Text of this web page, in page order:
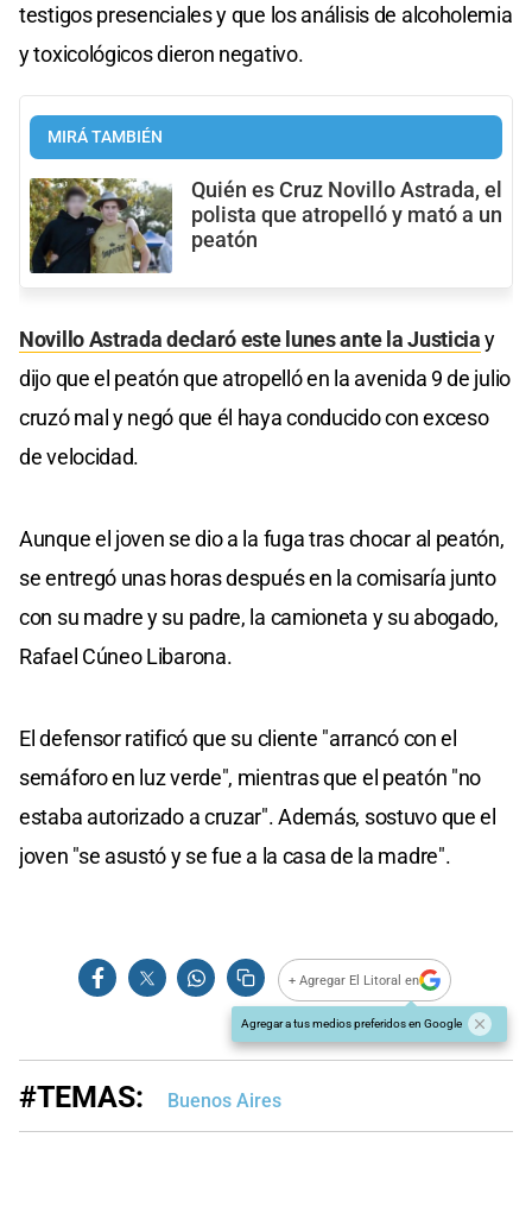
testigos presenciales y que los análisis de alcoholemia
y toxicológicos dieron negativo.
MIRÁ TAMBIÉN
Quién es Cruz Novillo Astrada, el
polista que atropelló y mató a un
peatón
Novillo Astrada declaró este lunes ante la Justiciay
dijo que el peatón que atropelló en la avenida 9 de julio
cruzó mal y negó que él haya conducido con exceso
de velocidad.
Aunque el joven se dio a la fuga tras chocar al peatón,
se entregó unas horas después en la comisaría junto
con su madre y su padre, la camioneta y su abogado,
Rafael Cúneo Libarona.
El defensor ratificó que su cliente "arrancó con el
semáforo en luz verde", mientras que el peatón "no
estaba autorizado a cruzar". Además, sostuvo que el
joven "se asustó y se fue a la casa de la madre".
+ Agregar El Litoral en
Agregar a tus medios preferidos en Google
#TEMAS: Buenos Aires